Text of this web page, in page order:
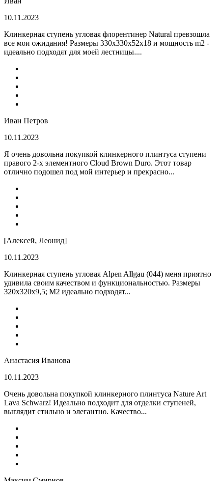
10.11.2023
Клинкерная ступень угловая флорентинер Natural превзошла
все мои ожидания! Размеры 330х330х52х18 и мощность m2 -
идеально подходят для моей лестницы....
Иван Петров
10.11.2023
Я очень довольна покупкой клинкерного плинтуса ступени
правого 2-х элементного Cloud Brown Duro. Этот товар
отлично подошел под мой интерьер и прекрасно...
[Алексей, Леонид]
10.11.2023
Клинкерная ступень угловая Alpen Allgau (044) меня приятно
удивила своим качеством и функциональностью. Размеры
320x320x9,5; M2 идеально подходят...
Анастасия Иванова
10.11.2023
Очень довольна покупкой клинкерного плинтуса Nature Art
Lava Schwarz! Идеально подходит для отделки ступеней,
выглядит стильно и элегантно. Качество...